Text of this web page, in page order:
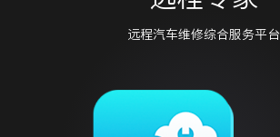
远程汽车维修综合服务平台